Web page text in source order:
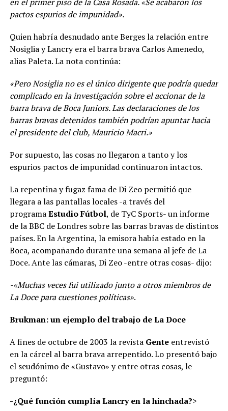
pactos espurios de impunidad».
Quien habría desnudado ante Berges la relación entre
Nosiglia y Lancry era el barra brava Carlos Amenedo,
alias Paleta. La nota continúa:
«Pero Nosiglia no es el único dirigente que podría quedar
complicado en la investigación sobre el accionar de la
barra brava de Boca Juniors. Las declaraciones de los
barras bravas detenidos también podrían apuntar hacia
el presidente del club, Mauricio Macri.»
Por supuesto, las cosas no llegaron a tanto y los
espurios pactos de impunidad continuaron intactos.
La repentina y fugaz fama de Di Zeo permitió que
llegara a las pantallas locales -a través del
programaEstudio Fútbol, de TyC Sports- un informe
de la BBC de Londres sobre las barras bravas de distintos
países. En la Argentina, la emisora había estado en la
Boca, acompañando durante una semana al jefe de La
Doce. Ante las cámaras, Di Zeo -entre otras cosas- dijo:
-«Muchas veces fui utilizado junto a otros miembros de
La Doce para cuestiones políticas».
Brukman: un ejemplo del trabajo de La Doce
A fines de octubre de 2003 la revista Genteentrevistó
en la cárcel al barra brava arrepentido. Lo presentó bajo
el seudónimo de «Gustavo» y entre otras cosas, le
preguntó:
-¿Qué función cumplía Lancry en la hinchada?>